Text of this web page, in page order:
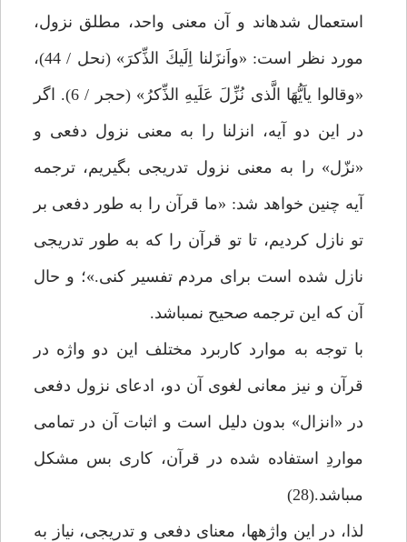
استعمال شده‏اند و آن معنى واحد، مطلق نزول،
مورد نظر است: «واَنزَلنا اِلَيكَ الذِّكرَ» (نحل / 44)،
«وقالوا ياَيُّهَا الَّذى نُزِّلَ عَلَيهِ الذِّكرُ» (حجر / 6). اگر
در اين دو آيه، انزلنا را به معنى نزول دفعى و
«نزّل» را به معنى نزول تدريجى بگيريم، ترجمه
آيه چنين خواهد شد: «ما قرآن را به طور دفعى بر
تو نازل كرديم، تا تو قرآن را كه به طور تدريجى
نازل شده است براى مردم تفسير كنى.»؛ و حال
آن كه اين ترجمه صحيح نمى‏باشد.
با توجه به موارد كاربرد مختلف اين دو واژه در
قرآن و نيز معانى لغوى آن دو، ادعاى نزول دفعى
در «انزال» بدون دليل است و اثبات آن در تمامى
مواردِ استفاده شده در قرآن، كارى بس مشكل
مى‏باشد.(28)
لذا، در اين واژه‏ها، معناى دفعى و تدريجى، نياز به